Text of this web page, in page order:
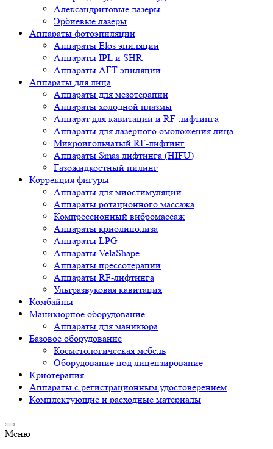
Александритовые лазеры
Эрбиевые лазеры
Аппараты фотоэпиляции
Аппараты Elos эпиляции
Аппараты IPL и SHR
Аппараты AFT эпиляции
Аппараты для лица
Аппараты для мезотерапии
Аппараты холодной плазмы
Аппарат для кавитации и RF-лифтинга
Аппараты для лазерного омоложения лица
Микроигольчатый RF-лифтинг
Аппараты Smas лифтинга (HIFU)
Газожидкостный пилинг
Коррекция фигуры
Аппараты для миостимуляции
Аппараты ротационного массажа
Компрессионный вибромассаж
Аппараты криолиполиза
Аппараты LPG
Аппараты VelaShape
Аппараты прессотерапии
Аппараты RF-лифтинга
Ультразвуковая кавитация
Комбайны
Маникюрное оборудование
Аппараты для маникюра
Базовое оборудование
Косметологическая мебель
Оборудование под лицензирование
Криотерапия
Аппараты c регистрационным удостоверением
Комплектующие и расходные материалы
Меню